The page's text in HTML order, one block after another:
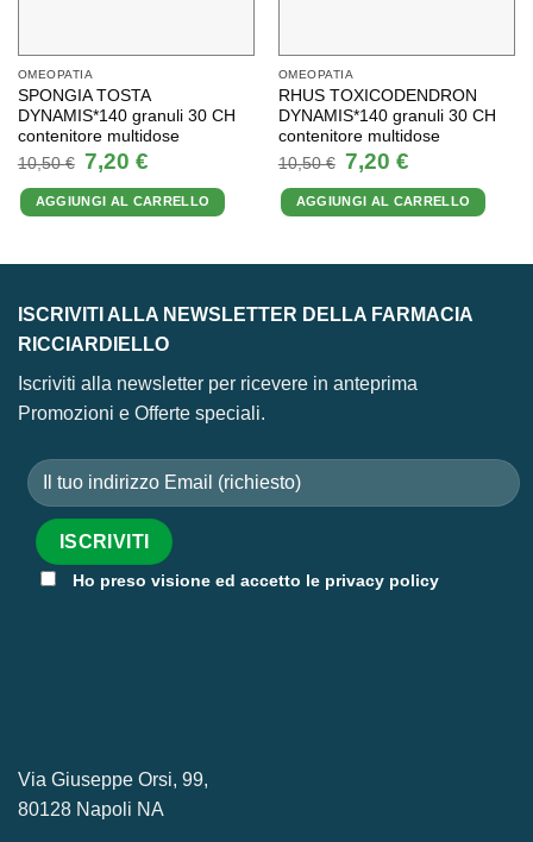
OMEOPATIA
SPONGIA TOSTA
DYNAMIS*140 granuli 30 CH
contenitore multidose
10,50€ Il
prezzo
originale
era:
10,50 €.
7,20 €Il
prezzo
attuale
è:
7,20 €.
AGGIUNGI AL CARRELLO
OMEOPATIA
RHUS TOXICODENDRON
DYNAMIS*140 granuli 30 CH
contenitore multidose
10,50€ Il
prezzo
originale
era:
10,50 €.
7,20 €Il
prezzo
attuale
è:
7,20 €.
AGGIUNGI AL CARRELLO
ISCRIVITI ALLA NEWSLETTER DELLA FARMACIA
RICCIARDIELLO
Iscriviti alla newsletter per ricevere in anteprima
Promozioni e Offerte speciali.
Ho preso visione ed accetto le privacy policy
Via Giuseppe Orsi, 99,
80128 Napoli NA